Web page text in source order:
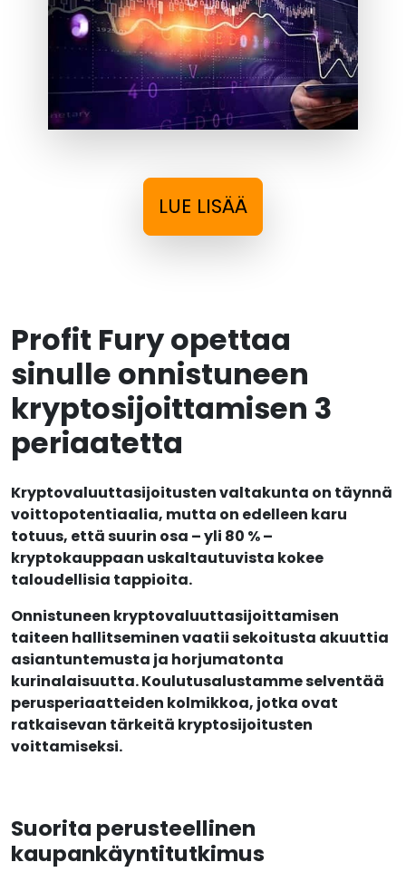
LUE LISÄÄ
Profit Fury opettaa
sinulle onnistuneen
kryptosijoittamisen 3
periaatetta
Kryptovaluuttasijoitusten valtakunta on täynnä
voittopotentiaalia, mutta on edelleen karu
totuus, että suurin osa – yli 80 % –
kryptokauppaan uskaltautuvista kokee
taloudellisia tappioita.
Onnistuneen kryptovaluuttasijoittamisen
taiteen hallitseminen vaatii sekoitusta akuuttia
asiantuntemusta ja horjumatonta
kurinalaisuutta. Koulutusalustamme selventää
perusperiaatteiden kolmikkoa, jotka ovat
ratkaisevan tärkeitä kryptosijoitusten
voittamiseksi.
Suorita perusteellinen
kaupankäyntitutkimus